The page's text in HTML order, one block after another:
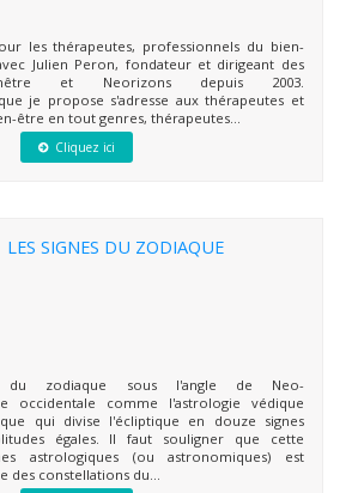
les thérapeutes, professionnels du bien-
Julien Peron, fondateur et dirigeant des
et Neorizons depuis 2003.
je propose s'adresse aux thérapeutes et
être en tout genres, thérapeutes...
Cliquez ici
LES SIGNES DU ZODIAQUE
du zodiaque sous l'angle de Neo-
occidentale comme l'astrologie védique
qui divise l'écliptique en douze signes
égales. Il faut souligner que cette
astrologiques (ou astronomiques) est
des constellations du...